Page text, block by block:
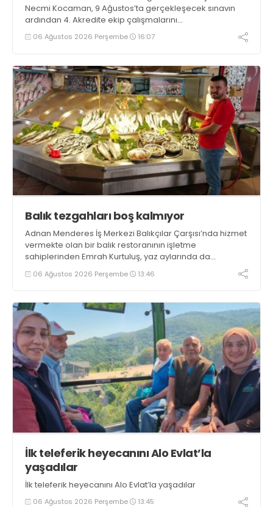
Necmi Kocaman, 9 Ağustos’ta gerçekleşecek sınavın
ardından 4. Akredite ekip çalışmalarını
tamamlayacaklarını ifade ederek açıklamalarda
bulundu. Kocaman, “Gölcük’te ve Kocaeli genelinde ses
06 Ağustos 2026 Perşembe 16:07
Balık tezgahları boş kalmıyor
Adnan Menderes İş Merkezi Balıkçılar Çarşısı’nda hizmet
vermekte olan bir balık restoranının işletme
sahiplerinden Emrah Kurtuluş, yaz aylarında da
tezgahlarda taze balık bulunduğunu ifade ederek “Yıl
boyunca tezgahlarda taze balık bulmak mümkün
06 Ağustos 2026 Perşembe 13:46
İlk teleferik heyecanını Alo Evlat’la
yaşadılar
İlk teleferik heyecanını Alo Evlat’la yaşadılar
06 Ağustos 2026 Perşembe 13:45